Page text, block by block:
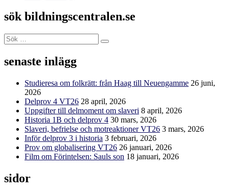
sök bildningscentralen.se
Sök
efter:
Sök
senaste inlägg
Studieresa om folkrätt: från Haag till Neuengamme 26 juni,
2026
Delprov 4 VT26 28 april, 2026
Uppgifter till delmoment om slaveri 8 april, 2026
Historia 1B och delprov 4 30 mars, 2026
Slaveri, befrielse och motreaktioner VT26 3 mars, 2026
Inför delprov 3 i historia 3 februari, 2026
Prov om globalisering VT26 26 januari, 2026
Film om Förintelsen: Sauls son 18 januari, 2026
sidor